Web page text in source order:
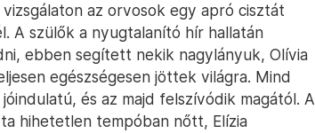
az orvosok egy apró cisztát
A szülők a nyugtalanító hír hallatán
ebben segített nekik nagylányuk, Olívia
egészségesen jöttek világra. Mind
és az majd felszívódik magától. A
hihetetlen tempóban nőtt, Elízia